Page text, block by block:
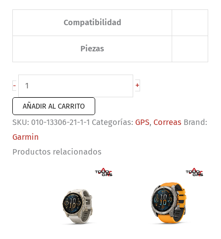
Compatibilidad
Piezas
-
Correas
de
nailon
UltraFit
(26
mm)
+
AÑADIR AL CARRITO
SKU: 010-13306-21-1-1 Categorías: GPS, Correas Brand:
Garmin
Productos relacionados